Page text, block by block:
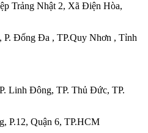
Trảng Nhật 2, Xã Điện Hòa,
P. Đống Đa , TP.Quy Nhơn , Tỉnh
Linh Đông, TP. Thủ Đức, TP.
P.12, Quận 6, TP.HCM